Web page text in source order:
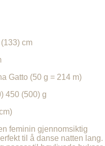
cm
Gatto (50 g = 214 m)
450 (500) g
feminin gjennomsiktig
til å danse natten lang.